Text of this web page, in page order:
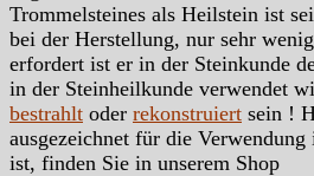
Trommelsteines als Heilstein ist
bei der Herstellung, nur sehr
erfordert ist er in der Steinkunde
in der Steinheilkunde verwendet
bestrahlt oder rekonstruiert sein !
ausgezeichnet für die Verwendung
ist, finden Sie in unserem Shop